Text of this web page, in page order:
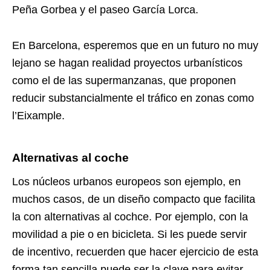
Peña Gorbea y el paseo García Lorca.
En Barcelona, esperemos que en un futuro no muy
lejano se hagan realidad proyectos urbanísticos
como el de las supermanzanas, que proponen
reducir substancialmente el tráfico en zonas como
l’Eixample.
Alternativas al coche
Los núcleos urbanos europeos son ejemplo, en
muchos casos, de un diseño compacto que facilita
la con alternativas al cochce. Por ejemplo, con la
movilidad a pie o en bicicleta. Si les puede servir
de incentivo, recuerden que hacer ejercicio de esta